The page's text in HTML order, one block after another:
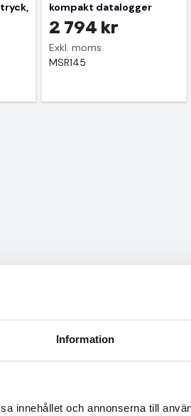
Information
innehållet och annonserna till
kompakt datalogger
2 794 kr
Exkl. moms
MSR145